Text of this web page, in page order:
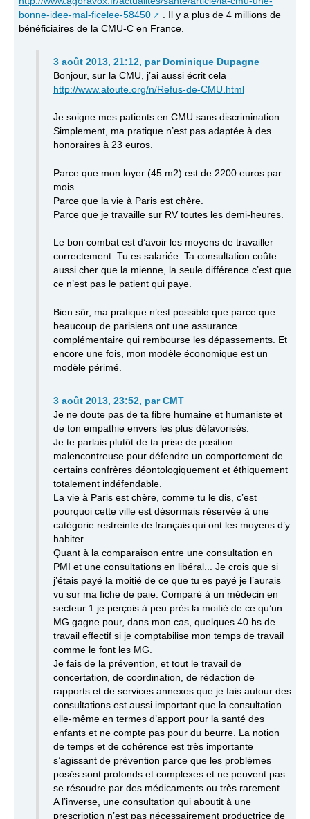
bonne-idee-mal-ficelee-58450
. Il y a plus de 4 millions de
bénéficiaires de la CMU-C en France.
3 août 2013, 21:12, par Dominique Dupagne
Bonjour, sur la CMU, j’ai aussi écrit cela
http://www.atoute.org/n/Refus-de-CMU.html
Je soigne mes patients en CMU sans discrimination.
Simplement, ma pratique n’est pas adaptée à des
honoraires à 23 euros.
Parce que mon loyer (45 m2) est de 2200 euros par
mois.
Parce que la vie à Paris est chère.
Parce que je travaille sur RV toutes les demi-heures.
Le bon combat est d’avoir les moyens de travailler
correctement. Tu es salariée. Ta consultation coûte
aussi cher que la mienne, la seule différence c’est que
ce n’est pas le patient qui paye.
Bien sûr, ma pratique n’est possible que parce que
beaucoup de parisiens ont une assurance
complémentaire qui rembourse les dépassements. Et
encore une fois, mon modèle économique est un
modèle périmé.
3 août 2013, 23:52, par CMT
Je ne doute pas de ta fibre humaine et humaniste et
de ton empathie envers les plus défavorisés.
Je te parlais plutôt de ta prise de position
malencontreuse pour défendre un comportement de
certains confrères déontologiquement et éthiquement
totalement indéfendable.
La vie à Paris est chère, comme tu le dis, c’est
pourquoi cette ville est désormais réservée à une
catégorie restreinte de français qui ont les moyens d’y
habiter.
Quant à la comparaison entre une consultation en
PMI et une consultations en libéral... Je crois que si
j’étais payé la moitié de ce que tu es payé je l’aurais
vu sur ma fiche de paie. Comparé à un médecin en
secteur 1 je perçois à peu près la moitié de ce qu’un
MG gagne pour, dans mon cas, quelques 40 hs de
travail effectif si je comptabilise mon temps de travail
comme le font les MG.
Je fais de la prévention, et tout le travail de
concertation, de coordination, de rédaction de
rapports et de services annexes que je fais autour des
consultations est aussi important que la consultation
elle-même en termes d’apport pour la santé des
enfants et ne compte pas pour du beurre. La notion
de temps et de cohérence est très importante
s’agissant de prévention parce que les problèmes
posés sont profonds et complexes et ne peuvent pas
se résoudre par des médicaments ou très rarement.
A l’inverse, une consultation qui aboutit à une
prescription n’est pas nécessairement productrice de